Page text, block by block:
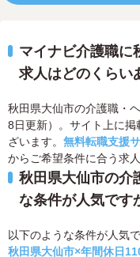
マイナビ介護職に
求人はどのくらい
秋田県大仙市の介護職・
8日更新）。サイト上に
ざいます。 無料転職支援
からご希望条件に合う求
秋田県大仙市の介
な条件が人気です
以下のような条件が人気で
秋田県大仙市×年間休日